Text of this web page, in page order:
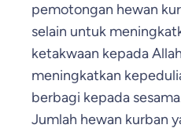
pemotongan hewan
selain untuk
ketakwaan kepada
meningkatkan
berbagi kepada
Jumlah hewan kurban